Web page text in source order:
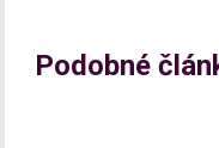
Podobné